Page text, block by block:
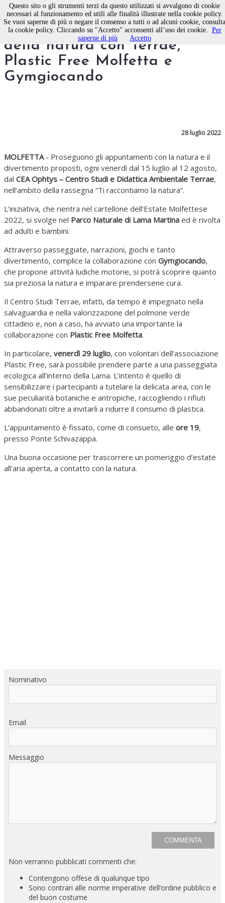
Un pomeriggio all’insegna
della natura con Terrae,
Plastic Free Molfetta e
Gymgiocando
28 luglio 2022
MOLFETTA- Proseguono gli appuntamenti con la natura e il
divertimento proposti, ogni venerdì dal 15 luglio al 12 agosto,
dal CEA Ophtys – Centro Studi e Didattica Ambientale Terrae,
nell’ambito della rassegna “Ti raccontiamo la natura”.
L’iniziativa, che rientra nel cartellone dell’Estate Molfettese
2022, si svolge nel Parco Naturale di Lama Martina ed è rivolta
ad adulti e bambini.
Attraverso passeggiate, narrazioni, giochi e tanto
divertimento, complice la collaborazione con Gymgiocando,
che propone attività ludiche motorie, si potrà scoprire quanto
sia preziosa la natura e imparare prendersene cura.
Il Centro Studi Terrae, infatti, da tempo è impegnato nella
salvaguardia e nella valorizzazione del polmone verde
cittadino e, non a caso, ha avviato una importante la
collaborazione con Plastic Free Molfetta.
In particolare, venerdì 29 luglio, con volontari dell’associazione
Plastic Free, sarà possibile prendere parte a una passeggiata
ecologica all’interno della Lama. L’intento è quello di
sensibilizzare i partecipanti a tutelare la delicata area, con le
sue peculiarità botaniche e antropiche, raccogliendo i rifiuti
abbandonati oltre a invitarli a ridurre il consumo di plastica.
L’appuntamento è fissato, come di consueto, alle ore 19,
presso Ponte Schivazappa.
Una buona occasione per trascorrere un pomeriggio d’estate
all’aria aperta, a contatto con la natura.
Nominativo
Email
Messaggio
Non verranno pubblicati commenti che:
Contengono offese di qualunque tipo
Sono contrari alle norme imperative dell’ordine pubblico e
del buon costume
Questo sito o gli strumenti terzi da questo utilizzati si avvalgono di cookie
necessari al funzionamento ed utili alle finalità illustrate nella cookie policy.
Se vuoi saperne di più o negare il consenso a tutti o ad alcuni cookie, consulta
la cookie policy. Cliccando su "Accetto" acconsenti all’uso dei cookie. Per
saperne di più
Accetto